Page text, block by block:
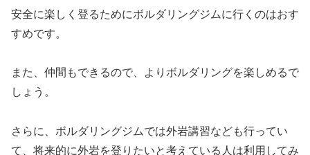
安全に楽しく登るためにボルダリングジムに行くのはおす
すめです。
また、仲間もできるので、よりボルダリングを楽しめるで
しょう。
さらに、ボルダリングジムでは外岩講習なども行ってい
て、将来的に外岩を登りたいと考えている人は利用してみ